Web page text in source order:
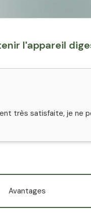
l'appareil
très satisfaite, je ne
Avantages